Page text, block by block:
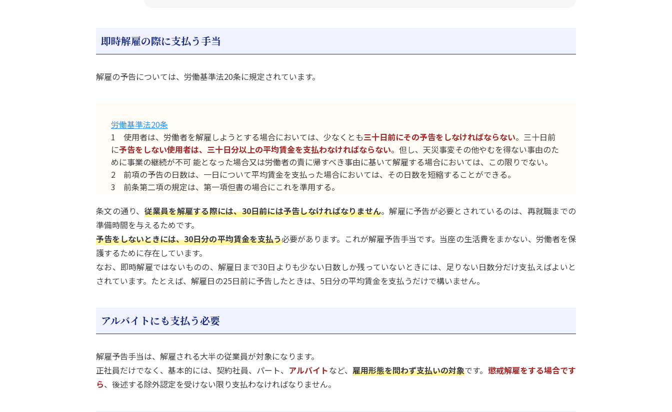
即時解雇の際に支払う手当
解雇の予告については、労働基準法20条に規定されています。
労働基準法20条
1 使用者は、労働者を解雇しようとする場合においては、少なくとも三十日前にその予告をしなければならない。三十日前
に予告をしない使用者は、三十日分以上の平均賃金を支払わなければならない。但し、天災事変その他やむを得ない事由のた
めに事業の継続が不可 能となった場合又は労働者の責に帰すべき事由に基いて解雇する場合においては、この限りでない。
2 前項の予告の日数は、一日について平均賃金を支払った場合においては、その日数を短縮することができる。
3 前条第二項の規定は、第一項但書の場合にこれを準用する。
条文の通り、 従業員を解雇する際には、30日前には予告しなければなりません。解雇に予告が必要とされているのは、再就職までの
準備時間を与えるためです。
予告をしないときには、30日分の平均賃金を支払う必要があります。これが解雇予告手当です。当座の生活費をまかない、労働者を保
護するために存在しています。
なお、即時解雇ではないものの、解雇日まで30日よりも少ない日数しか残っていないときには、足りない日数分だけ支払えばよいと
されています。たとえば、解雇日の25日前に予告したときは、5日分の平均賃金を支払うだけで構いません。
アルバイトにも支払う必要
解雇予告手当は、解雇される大半の従業員が対象になります。
正社員だけでなく、基本的には、契約社員、パート、 アルバイトなど、 雇用形態を問わず支払いの対象です。 懲戒解雇をする場合です
ら、後述する除外認定を受けない限り支払わなければなりません。